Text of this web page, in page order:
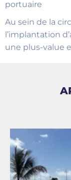
portuaire
Au sein de la
l’implantation
une plus-value